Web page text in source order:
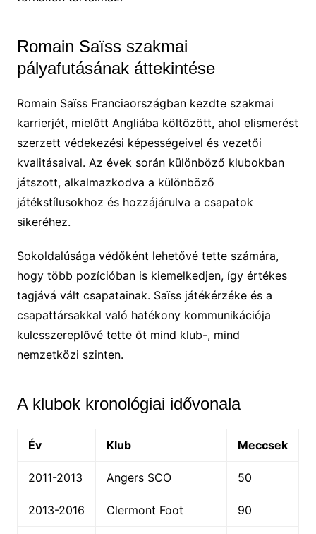
Romain Saïss szakmai
pályafutásának áttekintése
Romain Saïss Franciaországban kezdte szakmai
karrierjét, mielőtt Angliába költözött, ahol elismerést
szerzett védekezési képességeivel és vezetői
kvalitásaival. Az évek során különböző klubokban
játszott, alkalmazkodva a különböző
játékstílusokhoz és hozzájárulva a csapatok
sikeréhez.
Sokoldalúsága védőként lehetővé tette számára,
hogy több pozícióban is kiemelkedjen, így értékes
tagjává vált csapatainak. Saïss játékérzéke és a
csapattársakkal való hatékony kommunikációja
kulcsszereplővé tette őt mind klub-, mind
nemzetközi szinten.
A klubok kronológiai idővonala
Év Klub Meccsek
2011-2013 Angers SCO 50
2013-2016 Clermont Foot 90